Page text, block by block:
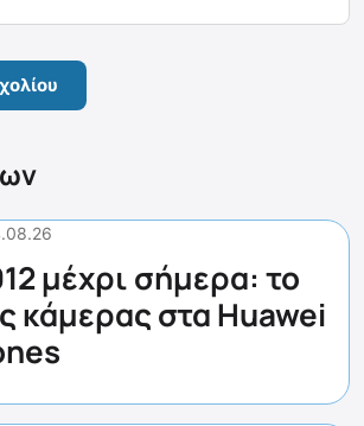
μέχρι σήμερα: το
κάμερας στα Huawei